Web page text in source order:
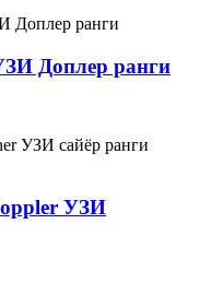
Доплер ранги
УЗИ